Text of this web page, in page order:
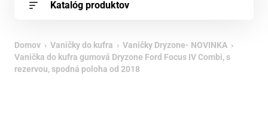
Katalóg produktov
Domov › Vaničky do kufra › Vaničky Dryzone- NOVINKA ›
Vanička do kufra gumová Dryzone Ford Focus IV Combi, s
rezervou, spodná poloha od 2018